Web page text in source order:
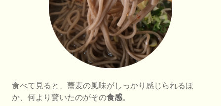
食べて見ると、蕎麦の風味がしっかり感じられるほ
か、何より驚いたのがその食感。